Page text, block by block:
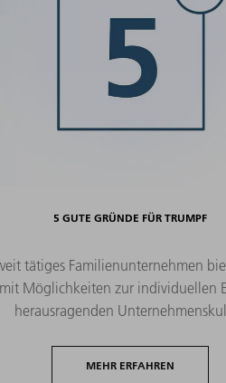
5 GUTE GRÜNDE FÜR TRUMPF
tätiges Familienunternehmen
Möglichkeiten zur individuellen
herausragenden
MEHR ERFAHREN